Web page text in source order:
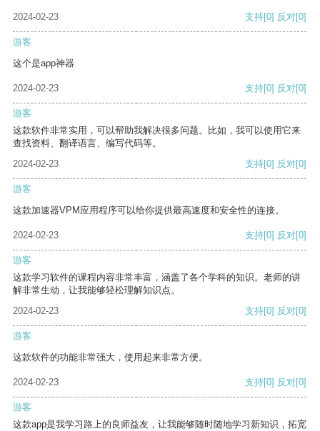
2024-02-23 支持[0] 反对[0]
游客
这个是app神器
2024-02-23 支持[0] 反对[0]
游客
这款软件非常实用，可以帮助我解决很多问题。比如，我可以使用它来
查找资料、翻译语言、编写代码等。
2024-02-23
支持[0] 反对[0]
游客
这款加速器VPM应用程序可以给你提供最高速度和安全性的连接。
2024-02-23 支持[0] 反对[0]
游客
这款学习软件的课程内容非常丰富，涵盖了各个学科的知识。老师的讲
解非常生动，让我能够轻松理解知识点。
2024-02-23
支持[0] 反对[0]
游客
这款软件的功能非常强大，使用起来非常方便。
2024-02-23 支持[0] 反对[0]
游客
这款app是我学习路上的良师益友，让我能够随时随地学习新知识，拓宽